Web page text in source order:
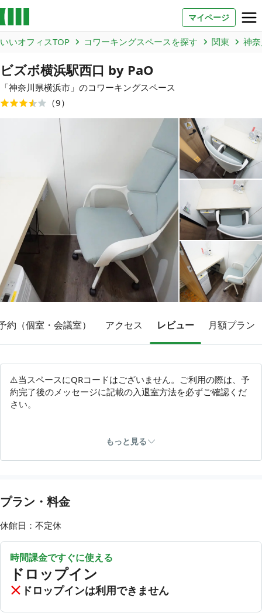
マイページ
よくあるご質問
法人での利用
店舗オーナー様へ
いいオフィス（コワーキングスペース）
FCオーナー募集
いい会議室（会議室専用スペース）
FCオーナー募集
コワーキング運営DXシステム
トピックス
いいオフィスTOP コワーキングスペースを探す 関東 神
ビズボ横浜駅西口 by PaO
「神奈川県横浜市 」のコワーキングスペース
（9）
約（個室・会議室） アクセス レビュー 月額プラン
⚠️当スペースにQRコードはございません。ご利用の際は、予
約完了後のメッセージに記載の入退室方法を必ずご確認くだ
さい。
当スペースには暖房設備がございません。
もっと見る
プラン・料金
休館日：不定休
時間課金ですぐに使える
ドロップイン
ドロップインは利用できません